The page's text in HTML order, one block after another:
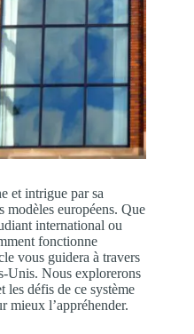
et intrigue par sa
modèles européens. Que
international ou
fonctionne
vous guidera à travers
Unis. Nous explorerons
les défis de ce système
mieux l’appréhender.